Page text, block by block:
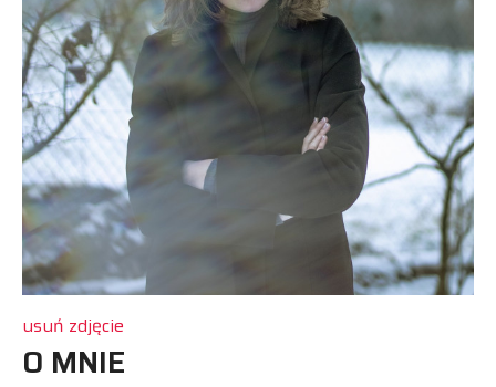
usuń zdjęcie
O MNIE